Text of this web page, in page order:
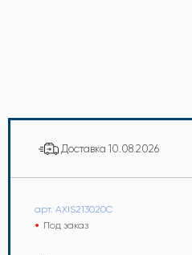
Доставка 10.08.2026
арт. AXIS213020C
Под заказ